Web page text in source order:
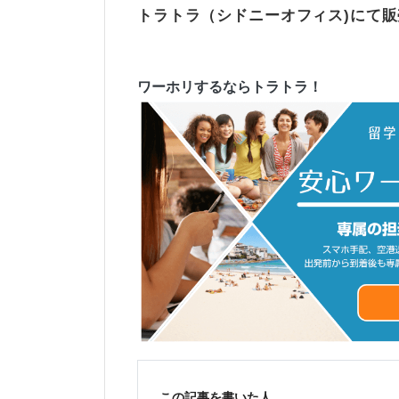
トラトラ（シドニーオフィス)にて
ワーホリするならトラトラ！